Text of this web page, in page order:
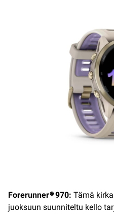
Forerunner® 970: Tämä
juoksuun suunniteltu kello